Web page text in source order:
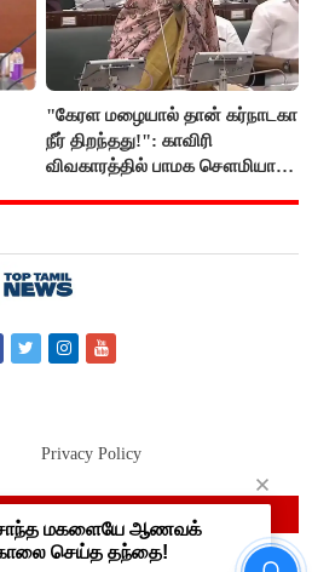
"கேரள மழையால் தான் கர்நாடகா
நீர் திறந்தது!": காவிரி
விவகாரத்தில் பாமக சௌமியா
Privacy Policy
#BREAKING ஷாக் கொடுத்த